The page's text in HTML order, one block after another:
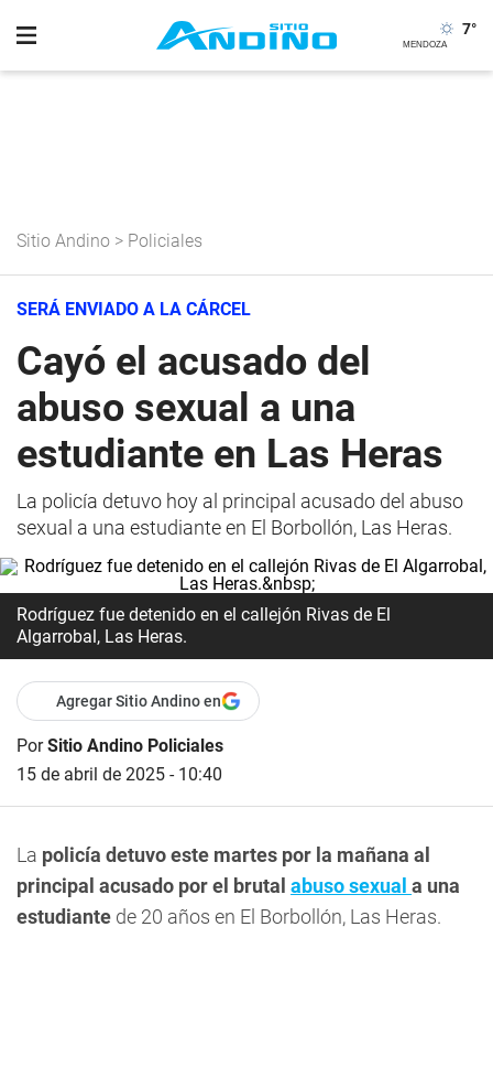
7°
Sitio Andino > Policiales
SERÁ ENVIADO A LA CÁRCEL
Cayó el acusado del
abuso sexual a una
estudiante en Las Heras
La policía detuvo hoy al principal acusado del abuso
sexual a una estudiante en El Borbollón, Las Heras.
Rodríguez fue detenido en el callejón Rivas de El
Algarrobal, Las Heras.
Agregar Sitio Andino en
PorSitio Andino Policiales
15 de abril de 2025 - 10:40
La policía detuvo este martes por la mañana al
principal acusado por el brutal abuso sexual a una
estudiante de 20 años en El Borbollón, Las Heras.